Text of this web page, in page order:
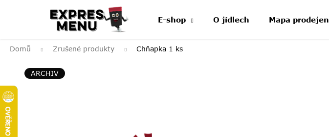
E-shop O jídlech Mapa prodejen
Domů Zrušené produkty Chňapka 1 ks
ARCHIV